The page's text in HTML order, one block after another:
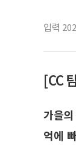
입력
[CC
가을
억에